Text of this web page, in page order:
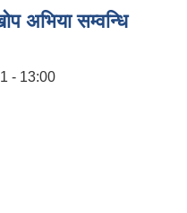
अभिया सम्वन्धि
- 13:00